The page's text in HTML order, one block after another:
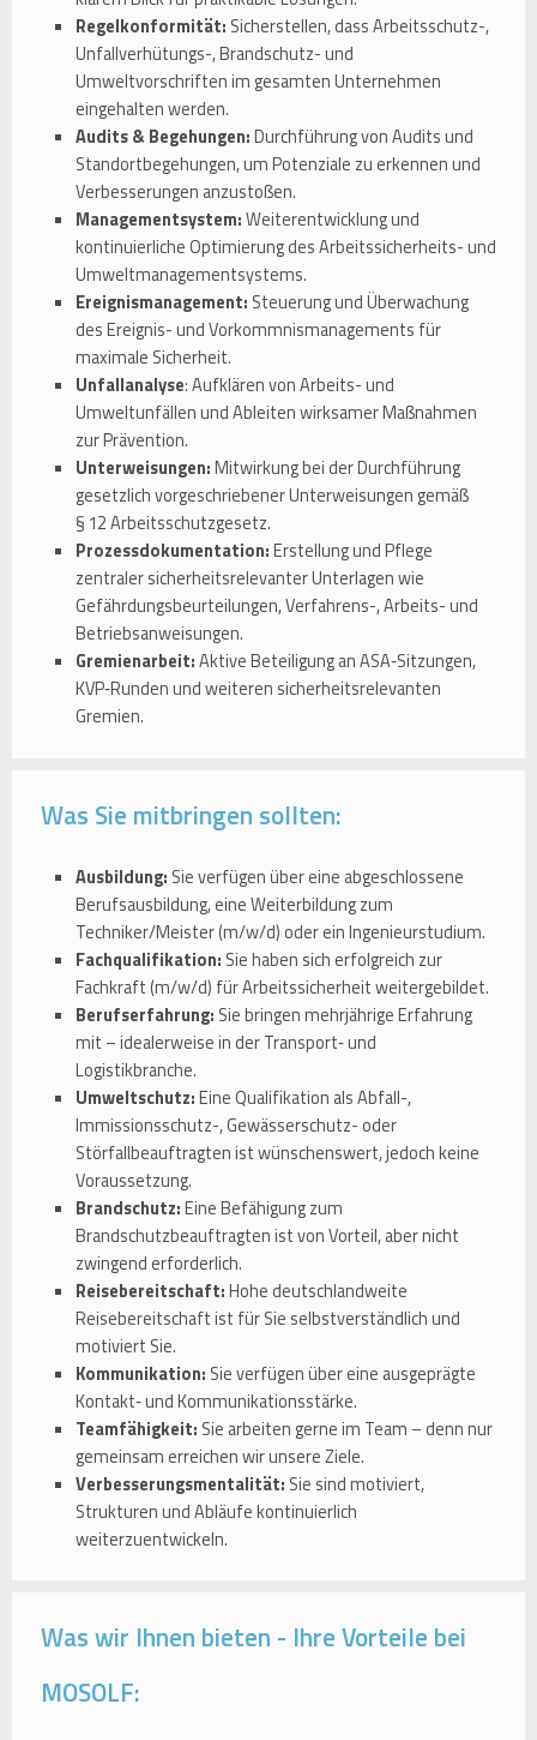
Regelkonformität: Sicherstellen, dass Arbeitsschutz-,
Unfallverhütungs-, Brandschutz- und
Umweltvorschriften im gesamten Unternehmen
eingehalten werden.
Audits & Begehungen:Durchführung von Audits und
Standortbegehungen, um Potenziale zu erkennen und
Verbesserungen anzustoßen.
Managementsystem:Weiterentwicklung und
kontinuierliche Optimierung des Arbeitssicherheits- und
Umweltmanagementsystems.
Ereignismanagement: Steuerung und Überwachung
des Ereignis- und Vorkommnismanagements für
maximale Sicherheit.
Unfallanalyse: Aufklären von Arbeits- und
Umweltunfällen und Ableiten wirksamer Maßnahmen
zur Prävention.
Unterweisungen:Mitwirkung bei der Durchführung
gesetzlich vorgeschriebener Unterweisungen gemäß
§ 12 Arbeitsschutzgesetz.
Prozessdokumentation:Erstellung und Pflege
zentraler sicherheitsrelevanter Unterlagen wie
Gefährdungsbeurteilungen, Verfahrens-, Arbeits- und
Betriebsanweisungen.
Gremienarbeit:Aktive Beteiligung an ASA‑Sitzungen,
KVP‑Runden und weiteren sicherheitsrelevanten
Gremien.
Was Sie mitbringen sollten:
Ausbildung: Sie verfügen über eine abgeschlossene
Berufsausbildung, eine Weiterbildung zum
Techniker/Meister (m/w/d) oder ein Ingenieurstudium.
Fachqualifikation: Sie haben sich erfolgreich zur
Fachkraft (m/w/d) für Arbeitssicherheit weitergebildet.
Berufserfahrung: Sie bringen mehrjährige Erfahrung
mit – idealerweise in der Transport‑ und
Logistikbranche.
Umweltschutz:Eine Qualifikation als Abfall-,
Immissionsschutz-, Gewässerschutz- oder
Störfallbeauftragten ist wünschenswert, jedoch keine
Voraussetzung.
Brandschutz:Eine Befähigung zum
Brandschutzbeauftragten ist von Vorteil, aber nicht
zwingend erforderlich.
Reisebereitschaft:Hohe deutschlandweite
Reisebereitschaft ist für Sie selbstverständlich und
motiviert Sie.
Kommunikation: Sie verfügen über eine ausgeprägte
Kontakt‑ und Kommunikationsstärke.
Teamfähigkeit: Sie arbeiten gerne im Team – denn nur
gemeinsam erreichen wir unsere Ziele.
Verbesserungsmentalität: Sie sind motiviert,
Strukturen und Abläufe kontinuierlich
weiterzuentwickeln.
Was wir Ihnen bieten - Ihre Vorteile bei
MOSOLF: